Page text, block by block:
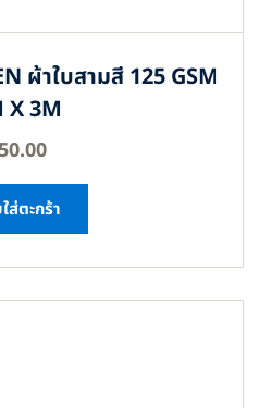
ผ้าใบสามสี 125 GSM
X 3M
ส่ตะกร้า